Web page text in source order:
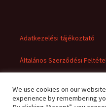
Adatkezelési tájékoztató
Általános Szerződési
We use cookies on our
experience by remembering